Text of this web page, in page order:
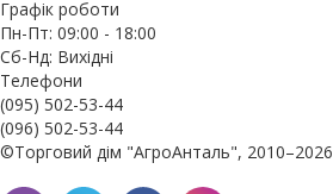
Графік роботи
Пн-Пт: 09:00 - 18:00
Сб-Нд: Вихідні
Телефони
(095) 502-53-44
(096) 502-53-44
©Торговий дім "АгроАнталь", 2010–2026